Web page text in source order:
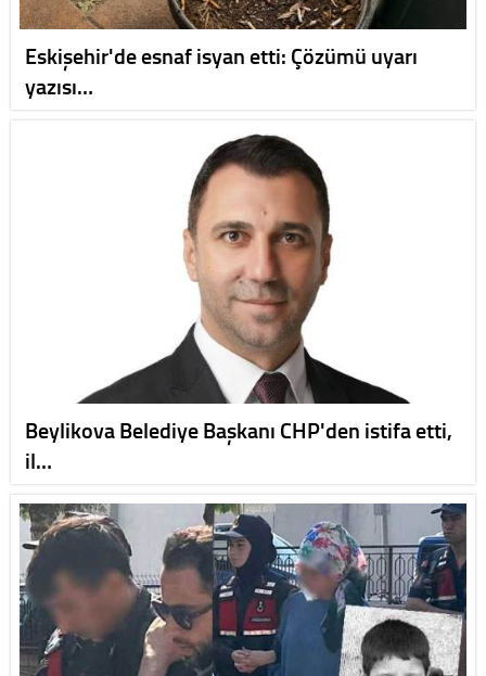
Eskişehir'de esnaf isyan etti: Çözümü uyarı
yazısı…
Beylikova Belediye Başkanı CHP'den istifa etti,
il…